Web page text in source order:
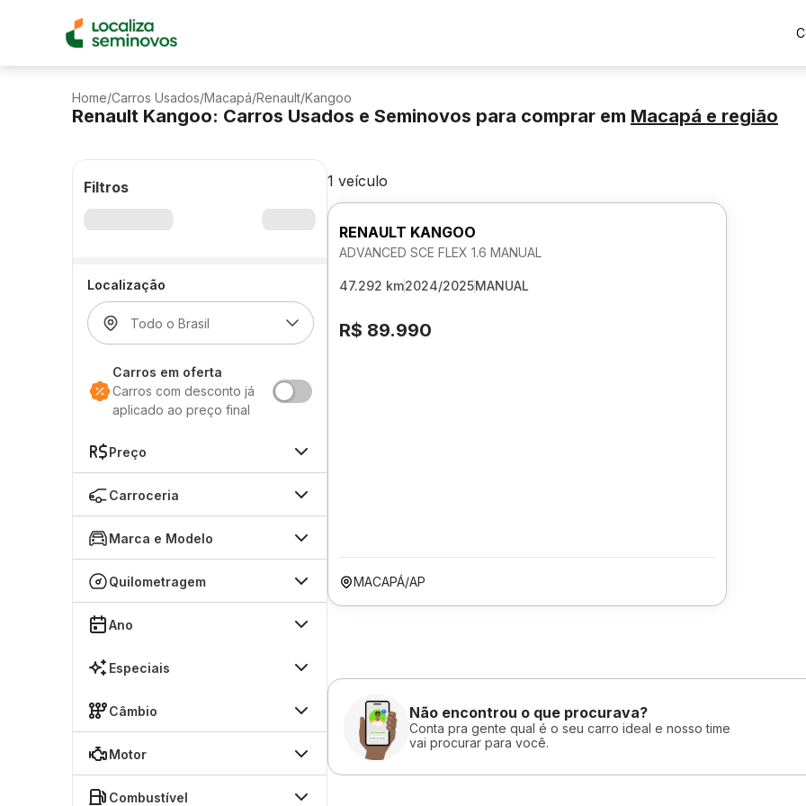
Home/Carros Usados/Macapá/Renault/Kangoo
Renault Kangoo: Carros Usados e Seminovos para comprar em Macapá e região
Filtros
Localização
Carros em oferta
Carros com desconto já
aplicado ao preço final
Preço
Carroceria
Marca e Modelo
Quilometragem
Ano
Especiais
Câmbio
Motor
Combustível
1 veículo
RENAULT KANGOO
ADVANCED SCE FLEX 1.6 MANUAL
47.292 km2024/2025MANUAL
R$ 89.990
MACAPÁ/AP
Não encontrou o que procurava?
Conta pra gente qual é o seu carro ideal e nosso time
vai procurar para você.